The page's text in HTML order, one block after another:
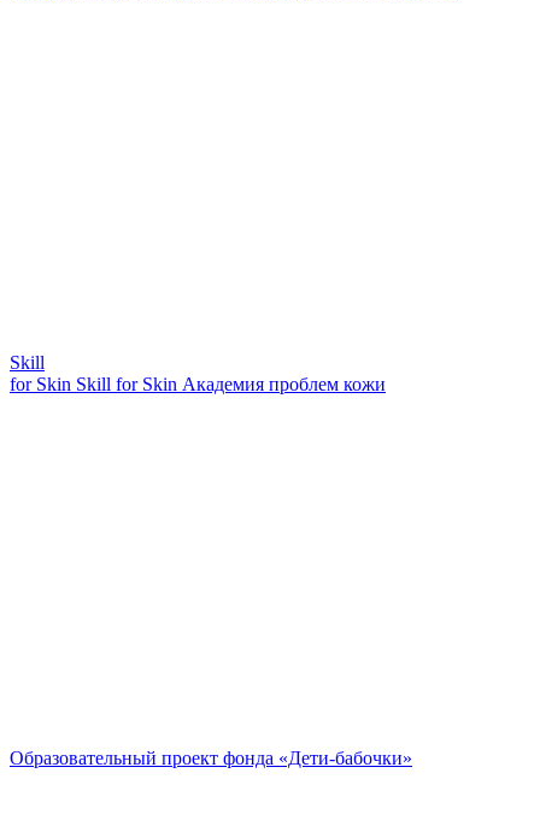
Skill
for Skin Skill for Skin Академия проблем кожи
Образовательный проект фонда «Дети-бабочки»